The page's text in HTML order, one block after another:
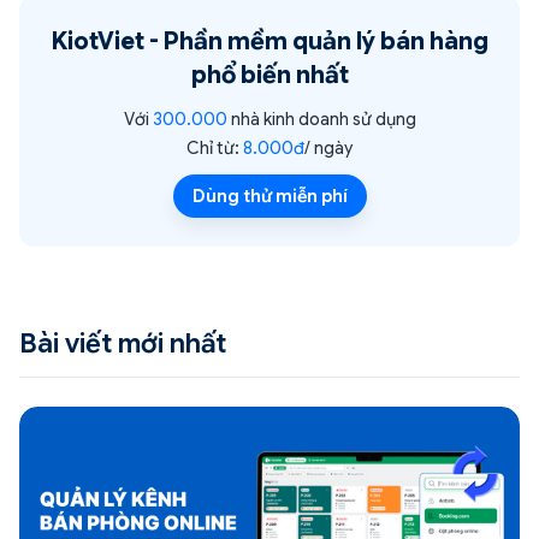
KiotViet - Phần mềm quản lý bán hàng
phổ biến nhất
Với 300.000 nhà kinh doanh sử dụng
Chỉ từ: 8.000đ/ ngày
Dùng thử miễn phí
Bài viết mới nhất